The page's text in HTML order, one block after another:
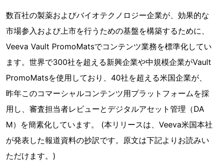
数百社の製薬およびバイオテクノロジー企業が、効果的な
市場参入および上市を行うための基盤を構築するために、
Veeva Vault PromoMatsでコンテンツ業務を標準化してい
ます。世界で300社を超える新興企業や中規模企業がVault
PromoMatsを使用しており、40社を超える米国企業が、
昨年このコマーシャルコンテンツ用プラットフォームを採
用し、審査担当者レビューとデジタルアセット管理（DA
M）を簡素化しています。 (本リリースは、Veeva米国本社
が発表した報道資料の抄訳です。原文は下記よりお読みい
ただけます。)